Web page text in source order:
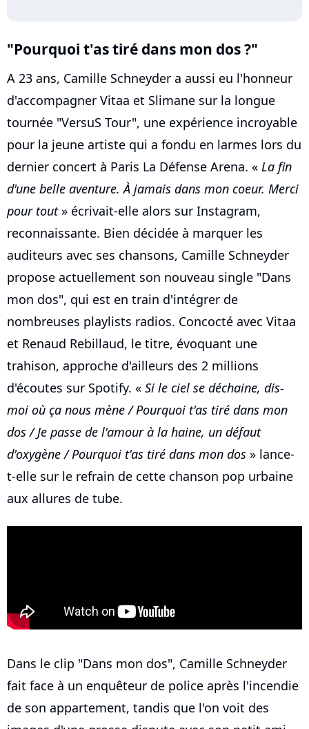
"Pourquoi t'as tiré dans mon dos ?"
A 23 ans, Camille Schneyder a aussi eu l'honneur
d'accompagner Vitaa et Slimane sur la longue
tournée "VersuS Tour", une expérience incroyable
pour la jeune artiste qui a fondu en larmes lors du
dernier concert à Paris La Défense Arena. « La fin
d'une belle aventure. À jamais dans mon coeur. Merci
pour tout» écrivait-elle alors sur Instagram,
reconnaissante. Bien décidée à marquer les
auditeurs avec ses chansons, Camille Schneyder
propose actuellement son nouveau single "Dans
mon dos", qui est en train d'intégrer de
nombreuses playlists radios. Concocté avec Vitaa
et Renaud Rebillaud, le titre, évoquant une
trahison, approche d'ailleurs des 2 millions
d'écoutes sur Spotify. « Si le ciel se déchaine, dis-
moi où ça nous mène / Pourquoi t'as tiré dans mon
dos / Je passe de l'amour à la haine, un défaut
d'oxygène / Pourquoi t'as tiré dans mon dos » lance-
t-elle sur le refrain de cette chanson pop urbaine
aux allures de tube.
Dans le clip "Dans mon dos", Camille Schneyder
fait face à un enquêteur de police après l'incendie
de son appartement, tandis que l'on voit des